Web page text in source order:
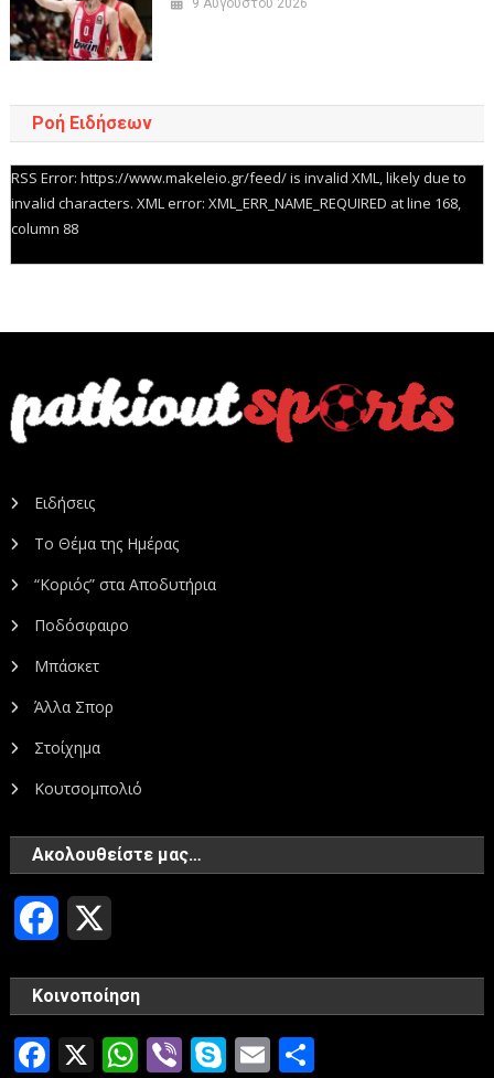
9 Αυγούστου 2026
Ροή Ειδήσεων
RSS Error: https://www.makeleio.gr/feed/ is invalid XML, likely due to
invalid characters. XML error: XML_ERR_NAME_REQUIRED at line 168,
column 88
Ειδήσεις
Το Θέμα της Ημέρας
“Κοριός” στα Αποδυτήρια
Ποδόσφαιρο
Μπάσκετ
Άλλα Σπορ
Στοίχημα
Κουτσομπολιό
Ακολουθείστε μας…
Facebook
Κοινοποίηση
Facebook
X WhatsApp
ViberSkype
Email